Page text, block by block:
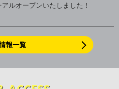
ルオープンいたしました！
報一覧